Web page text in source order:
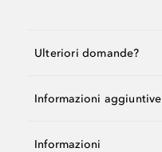
Ulteriori domande?
Informazioni aggiuntive
Informazioni